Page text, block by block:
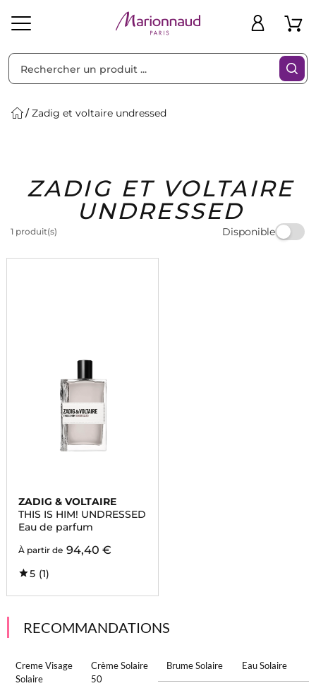
Solaire Homme Marques Idées
Cadeaux
Bons
Plans
Zadig et voltaire undressed
ZADIG ET VOLTAIRE
UNDRESSED
1 produit(s) Disponible
Filtres
ZADIG & VOLTAIRE
THIS IS HIM! UNDRESSED
Eau de parfum
À partir de 94,40 €
5 (1)
RECOMMANDATIONS
Creme Visage
Solaire
Crème Solaire
50
Brume Solaire Eau Solaire